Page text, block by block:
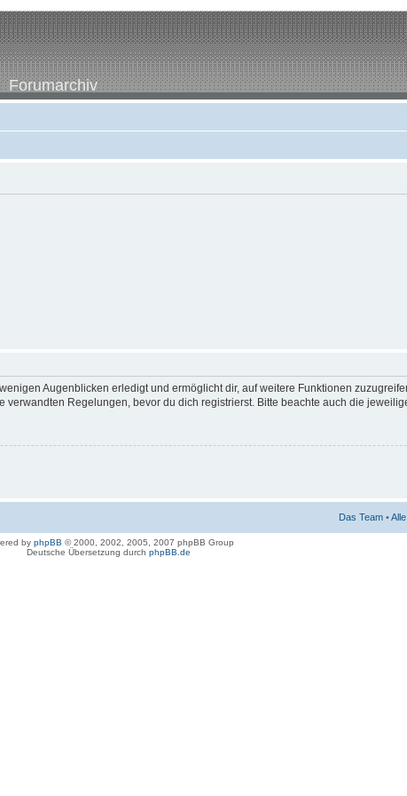
Forumarchiv
Augenblicken erledigt und ermöglicht dir, auf weitere Funktionen
Regelungen, bevor du dich registrierst. Bitte beachte auch die
Das Team •
by phpBB © 2000, 2002, 2005, 2007 phpBB Group
Deutsche Übersetzung durch phpBB.de